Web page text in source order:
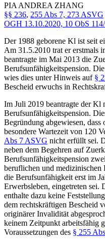
PIA ANDREA ZHANG
§§ 236, 255 Abs 7, 273 ASVG
OGH 13.10.2020, 10 ObS
Der 1988 geborene Kl ist seit
Am 31.5.2010 trat er erstmals
beantragte im Mai 2013 die
Berufsunfähigkeitspension.
wies dies unter Hinweis auf §
Bescheid erwuchs in
Im Juli 2019 beantragte der Kl
Berufsunfähigkeitspension.
Begründung abgewiesen,
besondere Wartezeit von 120
Abs 7 ASVG nicht erfüllt sei.
neben dem Begehren auf
Berufsunfähigkeitspension
beruflichen und medizinischen
die Berufsunfähigkeit erst im
Erwerbsleben, eingetreten sei.
enthalte dazu keine
dem rechtskräftigen Bescheid
originärer Invalidität
keinem Zeitpunkt arbeitsfähig
Voraussetzungen des § 255